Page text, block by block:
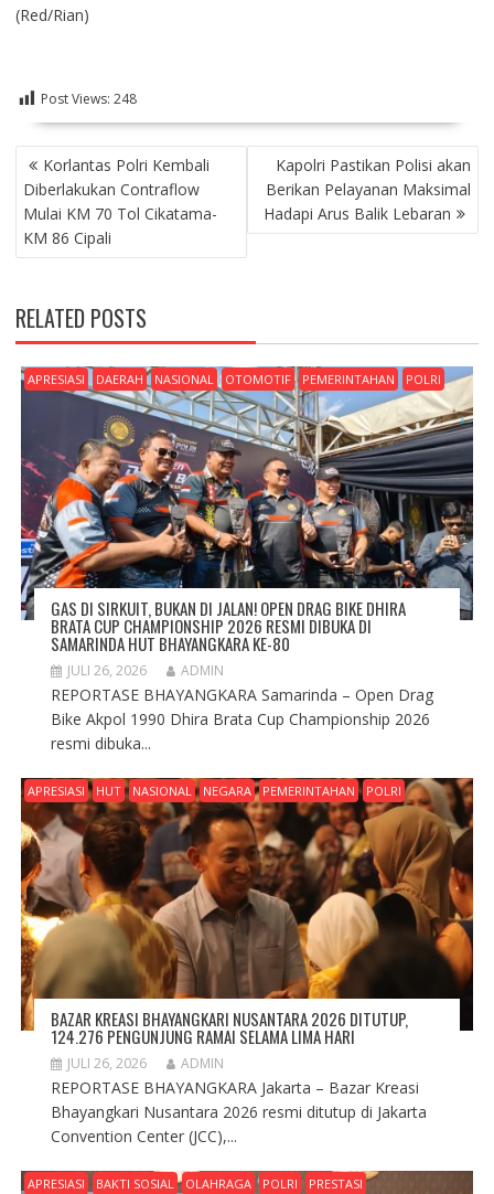
(Red/Rian)
Post Views: 248
NAVIGASI
POSKorlantas Polri Kembali
Diberlakukan Contraflow
Mulai KM 70 Tol Cikatama-
KM 86 Cipali
Kapolri Pastikan Polisi akan
Berikan Pelayanan Maksimal
Hadapi Arus Balik Lebaran
RELATED POSTS
APRESIASI DAERAH NASIONAL OTOMOTIF PEMERINTAHAN POLRI
GAS DI SIRKUIT, BUKAN DI JALAN! OPEN DRAG BIKE DHIRA
BRATA CUP CHAMPIONSHIP 2026 RESMI DIBUKA DI
SAMARINDA HUT BHAYANGKARA KE-80
JULI 26, 2026 ADMIN
REPORTASE BHAYANGKARA Samarinda – Open Drag
Bike Akpol 1990 Dhira Brata Cup Championship 2026
resmi dibuka...
APRESIASI HUT NASIONAL NEGARA PEMERINTAHAN POLRI
BAZAR KREASI BHAYANGKARI NUSANTARA 2026 DITUTUP,
124.276 PENGUNJUNG RAMAI SELAMA LIMA HARI
JULI 26, 2026 ADMIN
REPORTASE BHAYANGKARA Jakarta – Bazar Kreasi
Bhayangkari Nusantara 2026 resmi ditutup di Jakarta
Convention Center (JCC),...
APRESIASI BAKTI SOSIAL OLAHRAGA POLRI PRESTASI